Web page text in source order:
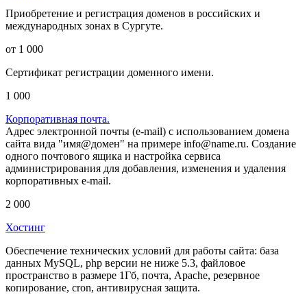
Приобретение и регистрация доменов в российских и
международных зонах в Сургуте.
от 1 000
Сертификат регистрации доменного имени.
1 000
Корпоративная почта.
Адрес электронной почты (e-mail) с использованием домена
сайта вида "имя@домен" на примере info@name.ru. Создание
одного почтового ящика и настройка сервиса
администрирования для добавления, изменения и удаления
корпоративных e-mail.
2 000
Хостинг
Обеспечение технических условий для работы сайта: база
данных MySQL, php версии не ниже 5.3, файловое
пространство в размере 1Гб, почта, Apache, резервное
копирование, cron, антивирусная защита.